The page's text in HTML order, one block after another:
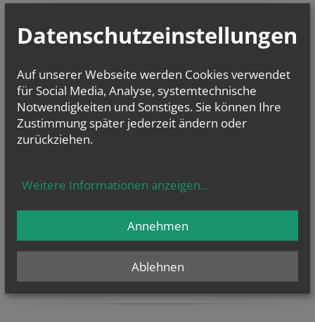
Derzeit finden keine
Termine statt.
NEWSLETTER
Datenverarbeitung
Datenschutzeinstellungen
Auf unserer Webseite werden Cookies verwendet
für Social Media, Analyse, systemtechnische
Notwendigkeiten und Sonstiges. Sie können Ihre
Zustimmung später jederzeit ändern oder
zurückziehen.
Weitere Informationen anzeigen...
Ablehnen
Annehmen